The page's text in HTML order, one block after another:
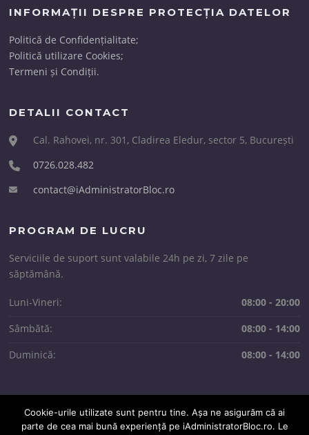
INFORMAȚII DESPRE PROTECȚIA DATELOR
Politică de Confidențialitate;
Politică utilizare Cookies;
Termeni și Condiții.
DETALII CONTACT
Cal. Rahovei, nr. 301, Cladirea Eledur, sector 5, București
0726.028.482
contact@iAdministratorBloc.ro
PROGRAM DE LUCRU
Serviciile de suport sunt valabile 24h pe zi, 7 zile pe
săptămână.
Luni-Vineri:
08:00 - 20:00
Sâmbătă:
08:00 - 14:00
Duminică:
08:00 - 14:00
Copyright © 2026 iAdministratorBloc.ro. All Rights Reserved.
Cookie-urile utilizate sunt pentru tine. Așa ne asigurăm că ai
parte de cea mai bună experiență pe iAdministratorBloc.ro. Le